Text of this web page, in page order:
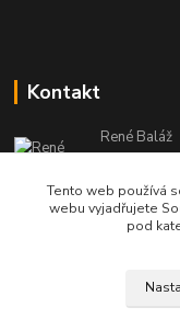
Kontakt
René Baláž
Eshop:
od 8:00 - do
info@kotlikyshop.sk
Tento web používá
webu vyjadřujete
pod